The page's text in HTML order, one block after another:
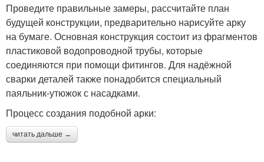
Проведите правильные замеры, рассчитайте план
будущей конструкции, предварительно нарисуйте арку
на бумаге. Основная конструкция состоит из фрагментов
пластиковой водопроводной трубы, которые
соединяются при помощи фитингов. Для надёжной
сварки деталей также понадобится специальный
паяльник-утюжок с насадками.
Процесс создания подобной арки:
читать дальше →